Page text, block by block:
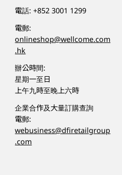
電話:+852 3001 1299
電郵:
onlineshop@wellcome.com
.hk
辦公時間:
星期一至日
上午九時至晚上六時
企業合作及大量訂購查詢
電郵:
webusiness@dfiretailgroup
.com